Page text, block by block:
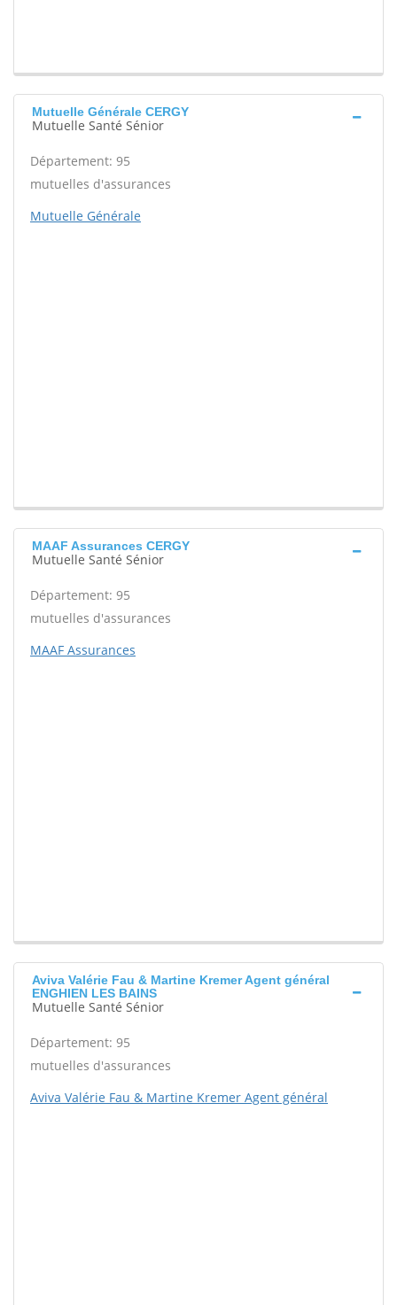
Mutuelle Générale CERGY
Mutuelle Santé Sénior
Département: 95
mutuelles d'assurances
Mutuelle Générale
MAAF Assurances CERGY
Mutuelle Santé Sénior
Département: 95
mutuelles d'assurances
MAAF Assurances
Aviva Valérie Fau & Martine Kremer Agent général
ENGHIEN LES BAINS
Mutuelle Santé Sénior
Département: 95
mutuelles d'assurances
Aviva Valérie Fau & Martine Kremer Agent général